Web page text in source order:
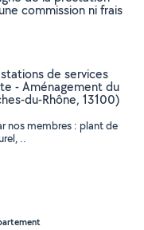
commission ni frais
de services
- Aménagement du
du-Rhône, 13100)
nos membres : plant de
..